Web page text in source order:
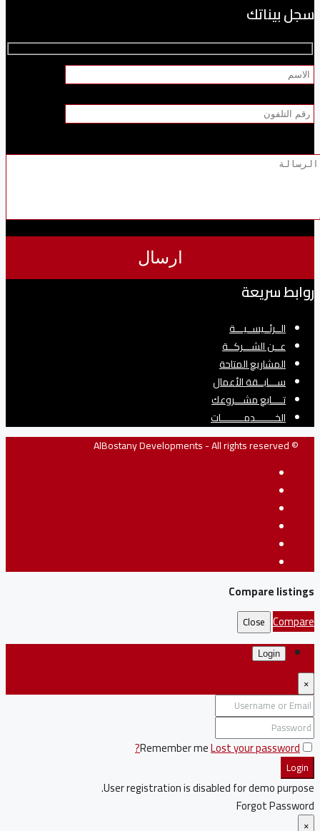
سجل بيناتك
روابط سريعة
الــرئــيســيـــة
عــن الشـــركــة
المشاريع المتاحة
ســـابــقة الأعمال
تــــابع مشـــروعك
الخـــــــدمــــــــات
© AlBostany Developments - All rights reserved
Compare listings
Compare
Close
Login
×
Remember meLost your password?
Login
User registration is disabled for demo purpose.
Forgot Password
×